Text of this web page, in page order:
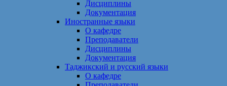
Дисциплины
Документация
Иностранные языки
О кафедре
Преподаватели
Дисциплины
Документация
Таджикский и русский языки
О кафедре